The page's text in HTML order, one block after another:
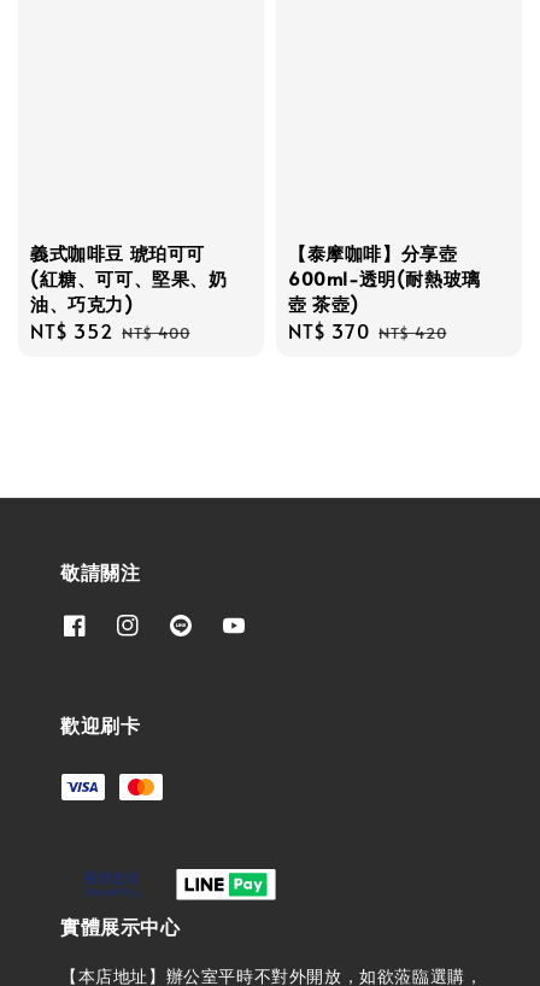
義式咖啡豆 琥珀可可
(紅糖、可可、堅果、奶
油、巧克力)
Sale
NT$ 352 Regular
NT$ 400
【泰摩咖啡】分享壺
600ml-透明(耐熱玻璃
壺 茶壺)
Sale
NT$ 370 Regular
NT$ 420
敬請關注
歡迎刷卡
實體展示中心
【本店地址】辦公室平時不對外開放，如欲蒞臨選購，